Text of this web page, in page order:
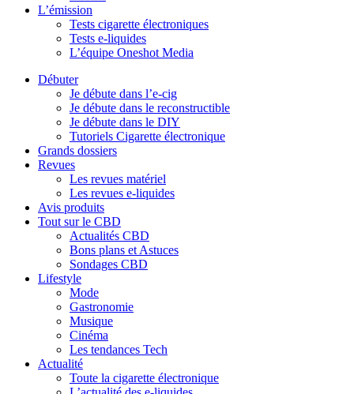
L’émission
Tests cigarette électroniques
Tests e-liquides
L’équipe Oneshot Media
Débuter
Je débute dans l’e-cig
Je débute dans le reconstructible
Je débute dans le DIY
Tutoriels Cigarette électronique
Grands dossiers
Revues
Les revues matériel
Les revues e-liquides
Avis produits
Tout sur le CBD
Actualités CBD
Bons plans et Astuces
Sondages CBD
Lifestyle
Mode
Gastronomie
Musique
Cinéma
Les tendances Tech
Actualité
Toute la cigarette électronique